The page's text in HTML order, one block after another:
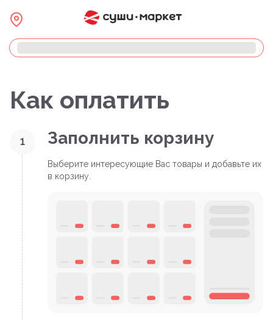
Как оплатить
1 Заполнить корзину
Выберите интересующие Вас товары и добавьте их
в корзину.